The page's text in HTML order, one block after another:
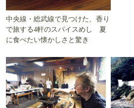
中央線・総武線で見つけた、香り
で旅する4軒のスパイスめし 夏
に食べたい懐かしさと驚き